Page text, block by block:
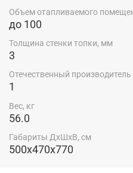
Объем отапливаемого
до 100
Толщина стенки топки, мм
3
Отечественный производитель
1
Вес, кг
56.0
Габариты ДхШхВ, см
500x470x770